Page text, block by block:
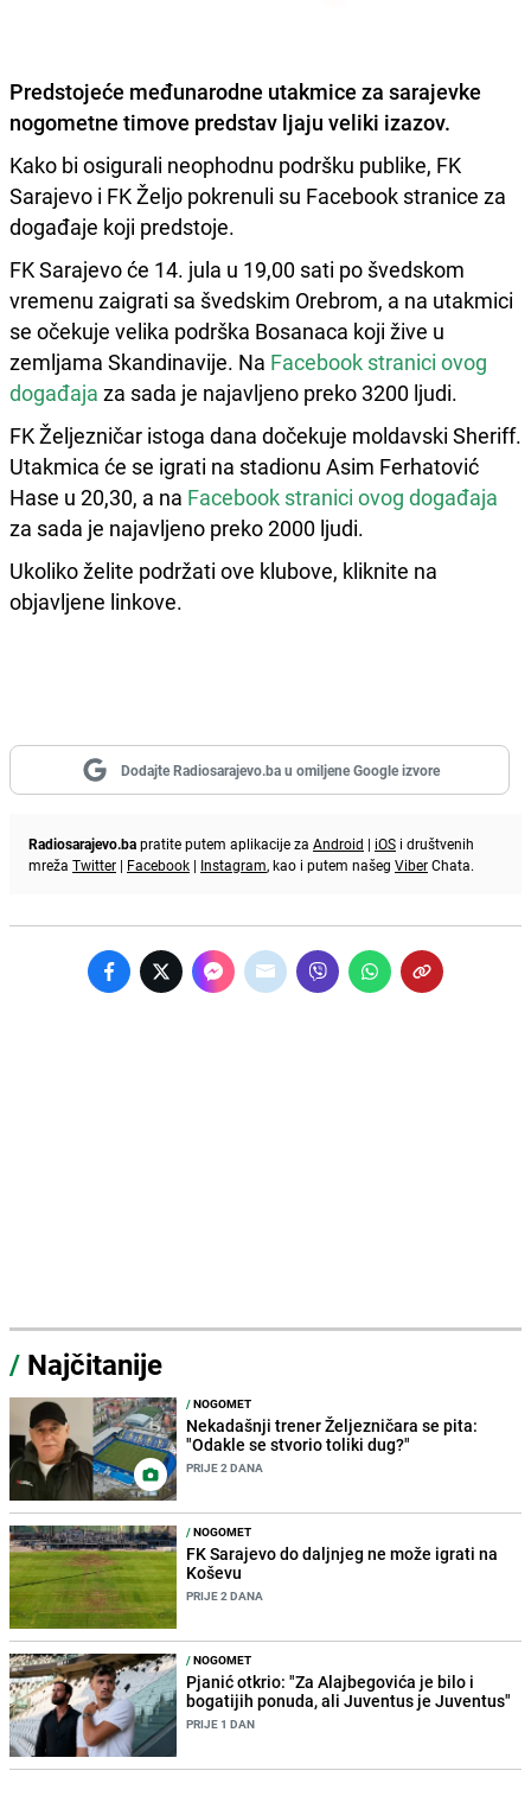
Predstojeće međunarodne utakmice za sarajevke
nogometne timove predstav ljaju veliki izazov.
Kako bi osigurali neophodnu podršku publike, FK
Sarajevo i FK Željo pokrenuli su Facebook stranice za
događaje koji predstoje.
FK Sarajevo će 14. jula u 19,00 sati po švedskom
vremenu zaigrati sa švedskim Orebrom, a na utakmici
se očekuje velika podrška Bosanaca koji žive u
zemljama Skandinavije. Na Facebook stranici ovog
događaja za sada je najavljeno preko 3200 ljudi.
FK Željezničar istoga dana dočekuje moldavski Sheriff.
Utakmica će se igrati na stadionu Asim Ferhatović
Hase u 20,30, a na Facebook stranici ovog događaja
za sada je najavljeno preko 2000 ljudi.
Ukoliko želite podržati ove klubove, kliknite na
objavljene linkove.
Dodajte Radiosarajevo.ba u omiljene Google izvore
Radiosarajevo.bapratite putem aplikacije za Android | iOS i društvenih
mreža Twitter | Facebook | Instagram, kao i putem našeg ViberChata.
/ Najčitanije
/NOGOMET
Nekadašnji trener Željezničara se pita:
"Odakle se stvorio toliki dug?"
PRIJE 2 DANA
/NOGOMET
FK Sarajevo do daljnjeg ne može igrati na
Koševu
PRIJE 2 DANA
/NOGOMET
Pjanić otkrio: "Za Alajbegovića je bilo i
bogatijih ponuda, ali Juventus je Juventus"
PRIJE 1 DAN